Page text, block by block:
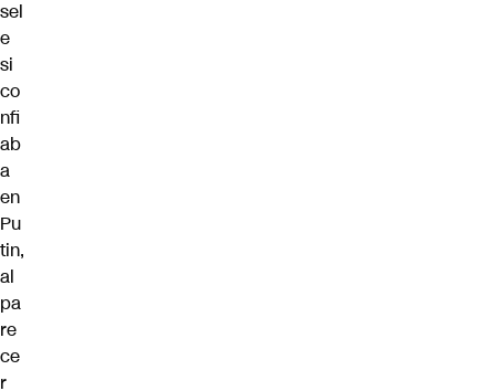
sel
e
si
co
nfi
ab
a
en
Pu
tin,
al
pa
re
ce
r